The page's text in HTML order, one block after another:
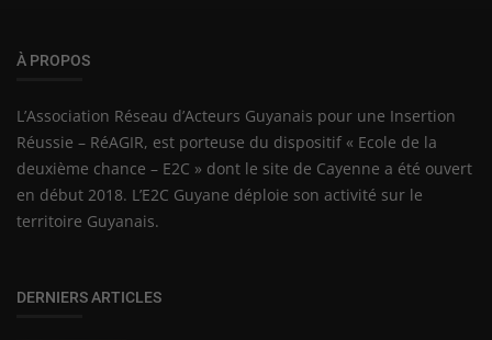
À PROPOS
L’Association Réseau d’Acteurs Guyanais pour une Insertion
Réussie – RéAGIR, est porteuse du dispositif « Ecole de la
deuxième chance – E2C » dont le site de Cayenne a été ouvert
en début 2018. L’E2C Guyane déploie son activité sur le
territoire Guyanais.
DERNIERS ARTICLES